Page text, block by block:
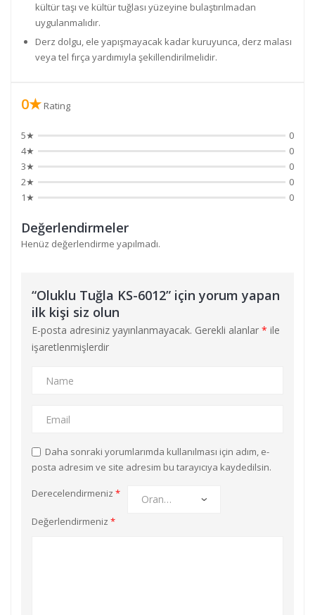
kültür taşı ve kültür tuğlası yüzeyine bulaştırılmadan
uygulanmalıdır.
Derz dolgu, ele yapışmayacak kadar kuruyunca, derz malası
veya tel fırça yardımıyla şekillendirilmelidir.
0★ Rating
5★
0
4★
0
3★
0
2★
0
1★
0
Değerlendirmeler
Henüz değerlendirme yapılmadı.
“Oluklu Tuğla KS-6012” için yorum yapan
ilk kişi siz olun
E-posta adresiniz yayınlanmayacak. Gerekli alanlar * ile
işaretlenmişlerdir
Daha sonraki yorumlarımda kullanılması için adım, e-
posta adresim ve site adresim bu tarayıcıya kaydedilsin.
Derecelendirmeniz *
Değerlendirmeniz *